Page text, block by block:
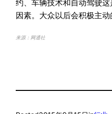
约、车辆技术和自动驾驶
因素。大众以后会积极主动
来源：网通社